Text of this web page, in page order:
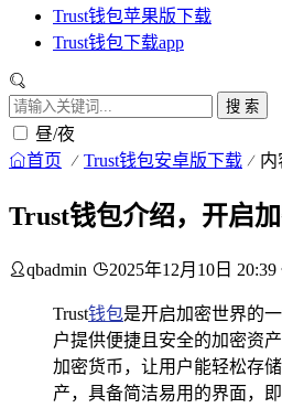
Trust钱包苹果版下载
Trust钱包下载app
搜 索
昼/夜
首页 Trust钱包安卓版下载 内
Trust钱包介绍，开启
qbadmin 2025年12月10日 20:39
Trust钱包是开启加密世界的
户提供便捷且安全的加密资
加密货币，让用户能轻松存
产，具备简洁易用的界面，